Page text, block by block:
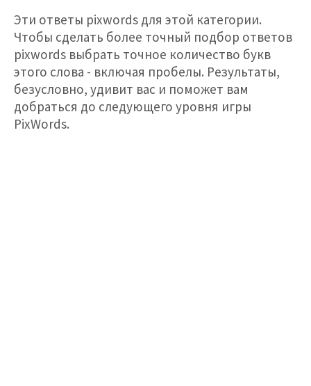
Эти ответы pixwords для этой категории.
Чтобы сделать более точный подбор ответов
pixwords выбрать точное количество букв
этого слова - включая пробелы. Результаты,
безусловно, удивит вас и поможет вам
добраться до следующего уровня игры
PixWords.